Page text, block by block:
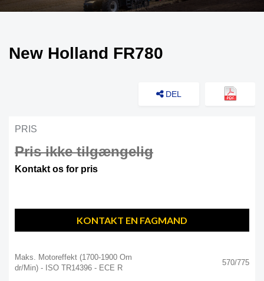
New Holland FR780
DEL
PRIS
Pris ikke tilgængelig
Kontakt os for pris
KONTAKT EN FAGMAND
Maks. Motoreffekt (1700-1900 Om
Dr/min) - ISO TR14396 - ECE R
570/775